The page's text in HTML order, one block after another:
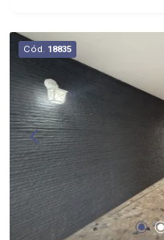
Cód. 18835